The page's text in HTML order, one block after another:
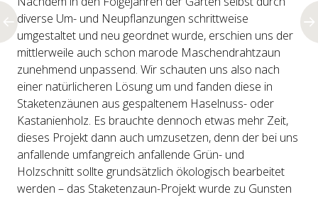
diverse Um- und Neupflanzungen schrittweise
umgestaltet und neu geordnet wurde, erschien uns der
mittlerweile auch schon marode Maschendrahtzaun
zunehmend unpassend. Wir schauten uns also nach
einer natürlicheren Lösung um und fanden diese in
Staketenzäunen aus gespaltenem Haselnuss- oder
Kastanienholz. Es brauchte dennoch etwas mehr Zeit,
dieses Projekt dann auch umzusetzen, denn der bei uns
anfallende umfangreich anfallende Grün- und
Holzschnitt sollte grundsätzlich ökologisch bearbeitet
werden – das Staketenzaun-Projekt wurde zu Gunsten